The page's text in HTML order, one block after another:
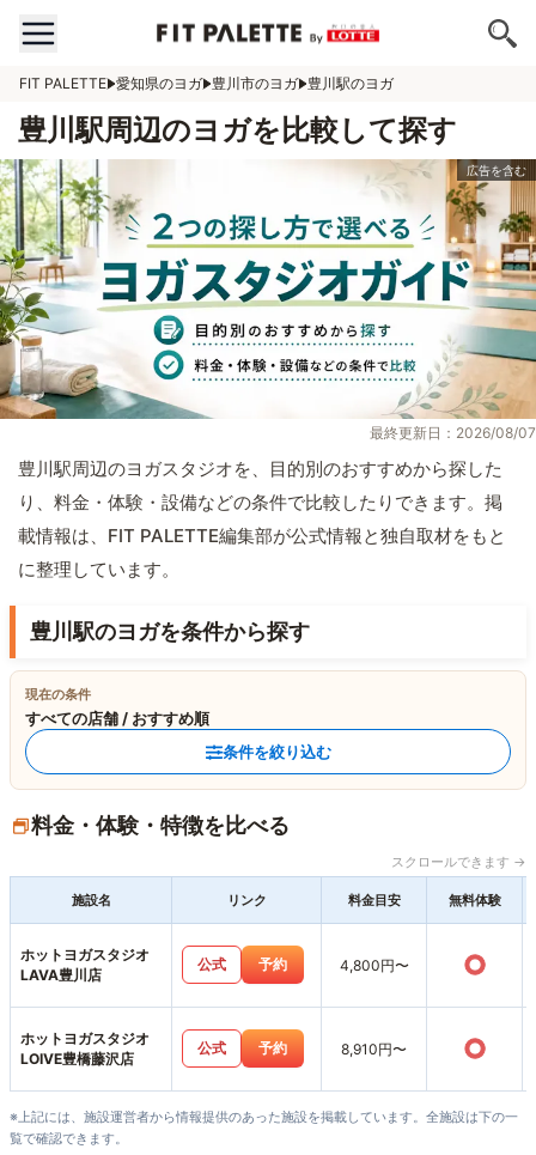
FIT PALETTE 愛知県のヨガ 豊川市のヨガ 豊川駅のヨガ
豊川駅周辺のヨガを比較して探す
最終更新日：2026/08/07
豊川駅周辺のヨガスタジオを、目的別のおすすめから探した
り、料金・体験・設備などの条件で比較したりできます。掲
載情報は、FIT PALETTE編集部が公式情報と独自取材をもと
に整理しています。
豊川駅のヨガを条件から探す
現在の条件
すべての店舗 / おすすめ順
条件を絞り込む
料金・体験・特徴を比べる
スクロールできます →
施設名 リンク 料金目安 無料体験
ホットヨガスタジオ
LAVA豊川店
公式 予約 4,800円〜 ○
ホットヨガスタジオ
LOIVE豊橋藤沢店
公式 予約 8,910円〜 ○
※上記には、施設運営者から情報提供のあった施設を掲載しています。全施設は下の一
覧で確認できます。